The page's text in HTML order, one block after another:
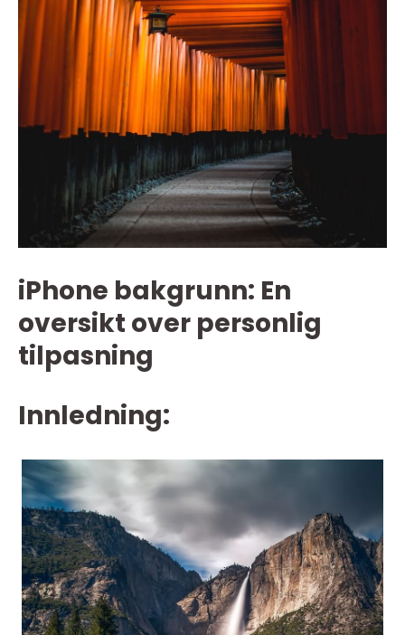
iPhone bakgrunn: En
oversikt over personlig
tilpasning
Innledning: